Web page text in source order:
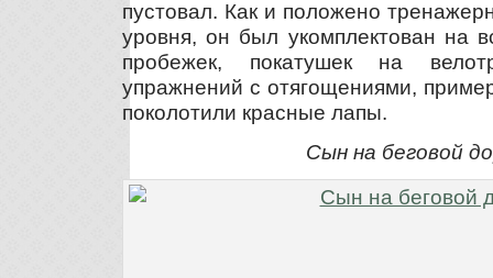
пустовал. Как и положено
уровня, он был укомплектован на
пробежек, покатушек на
упражнений с отягощениями,
поколотили красные лапы.
Сын на беговой